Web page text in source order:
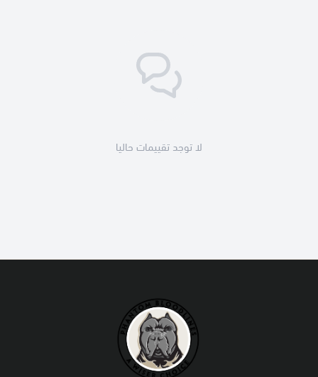
لا توجد تقييمات حاليا